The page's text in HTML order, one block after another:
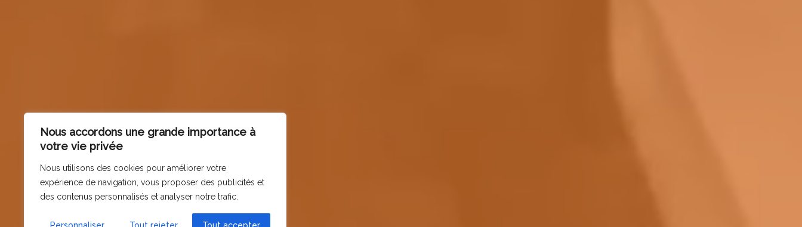
Nous accordons une grande importance à
votre vie privée
Nous utilisons des cookies pour améliorer votre
expérience de navigation, vous proposer des publicités et
des contenus personnalisés et analyser notre trafic.